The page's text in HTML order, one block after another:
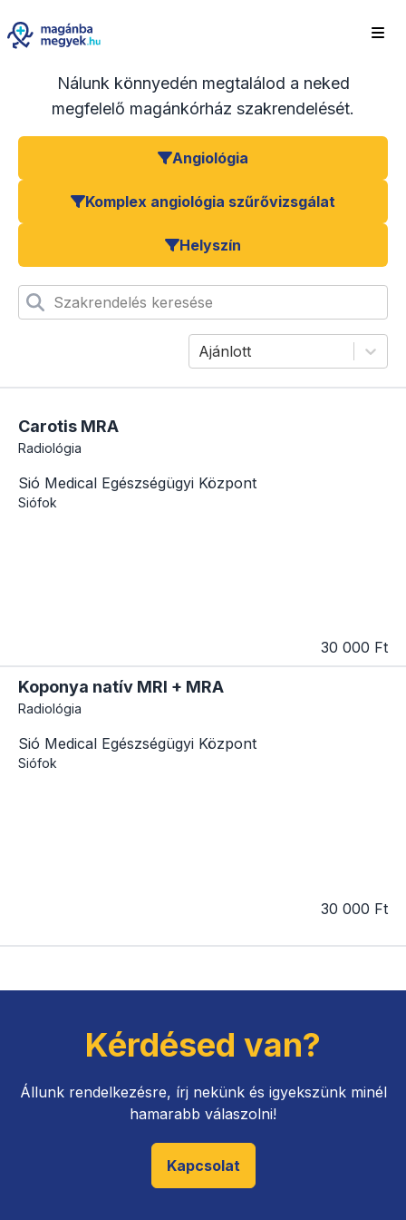
Nálunk könnyedén megtalálod a neked
megfelelő magánkórház szakrendelését.
Angiológia
Komplex angiológia szűrővizsgálat
Helyszín
Szakrendelés keresése
Ajánlott
Carotis MRA
Radiológia
Sió Medical Egészségügyi Központ
Siófok
30 000 Ft
Koponya natív MRI + MRA
Radiológia
Sió Medical Egészségügyi Központ
Siófok
30 000 Ft
Kérdésed van?
Állunk rendelkezésre, írj nekünk és igyekszünk minél
hamarabb válaszolni!
Kapcsolat